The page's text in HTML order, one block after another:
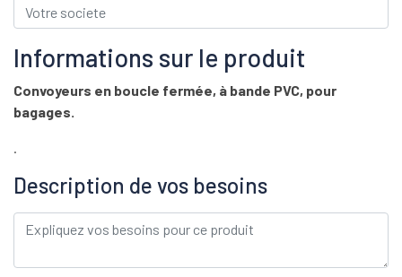
Informations sur le produit
Convoyeurs en boucle fermée, à bande PVC, pour
bagages.
.
Description de vos besoins